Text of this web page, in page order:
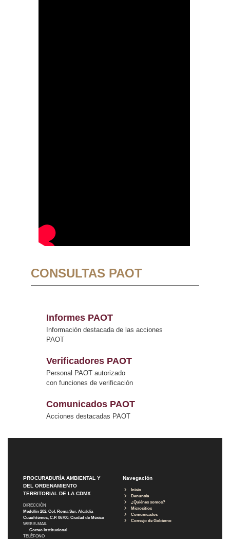
CONSULTAS PAOT
Informes PAOT
Información destacada de las acciones
PAOT
Verificadores PAOT
Personal PAOT autorizado
con funciones de verificación
Comunicados PAOT
Acciones destacadas PAOT
PROCURADURÍA AMBIENTAL Y
DEL ORDENAMIENTO
TERRITORIAL DE LA CDMX
DIRECCIÓN
Medellín 202, Col. Roma Sur, Alcaldía
Cuauhtémoc, C.P. 06700, Ciudad de México
WEB E-MAIL
Correo Institucional
TELÉFONO
Navegación
Inicio
Denuncia
¿Quiénes somos?
Micrositios
Comunicados
Consejo de Gobierno